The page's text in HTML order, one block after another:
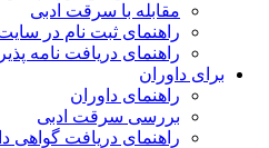
مقابله با سرقت ادبی
راهنمای ثبت نام در سایت ORCID
راهنمای دریافت نامه
برای داوران
راهنمای داوران
بررسی سرقت ادبی
راهنمای دریافت گواهی